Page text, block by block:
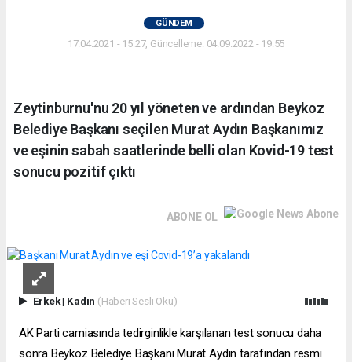
GÜNDEM
17.04.2021 - 15:27, Güncelleme: 04.09.2022 - 19:55
Zeytinburnu'nu 20 yıl yöneten ve ardından Beykoz
Belediye Başkanı seçilen Murat Aydın Başkanımız
ve eşinin sabah saatlerinde belli olan Kovid-19 test
sonucu pozitif çıktı
ABONE OL
Erkek| Kadın (Haberi Sesli Oku)
AK Parti camiasında tedirginlikle karşılanan test sonucu daha
sonra Beykoz Belediye Başkanı Murat Aydın tarafından resmi